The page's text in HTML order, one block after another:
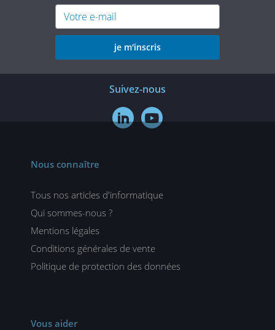
je m'inscris
Suivez-nous
 
Nous connaître
Tous nos articles d'informatique
Qui sommes-nous ?
Mentions légales
Conditions générales de vente
Politique de protection des données
Vous aider